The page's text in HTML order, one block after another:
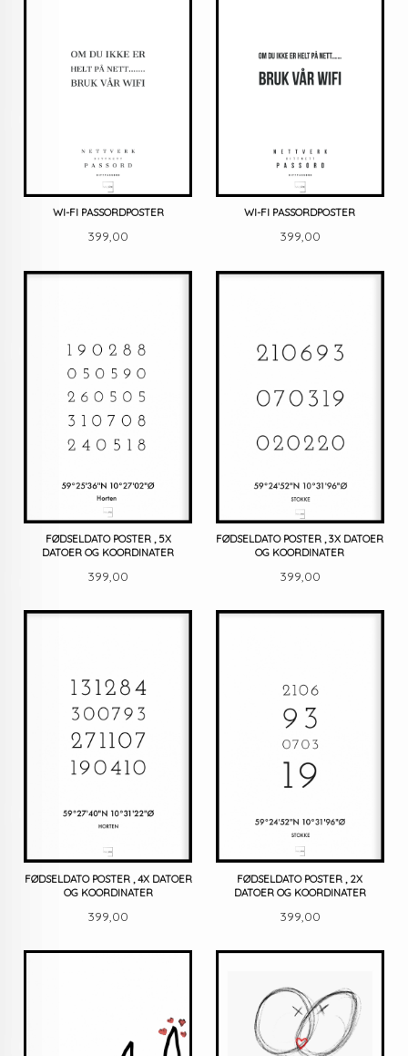
WI-FI PASSORDPOSTER
Pris
399,00
WI-FI PASSORDPOSTER
Pris
399,00
FØDSELDATO POSTER , 5X
DATOER OG KOORDINATER
Pris
399,00
FØDSELDATO POSTER , 3X DATOER
OG KOORDINATER
Pris
399,00
FØDSELDATO POSTER , 4X DATOER
OG KOORDINATER
Pris
399,00
FØDSELDATO POSTER , 2X
DATOER OG KOORDINATER
Pris
399,00